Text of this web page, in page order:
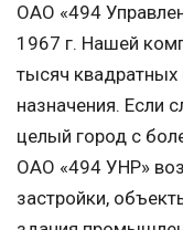
ОАО «494
1967 г. Нашей
тысяч
назначения. Если
целый город с
ОАО «494 УНР»
застройки,